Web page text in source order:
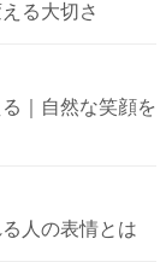
る大切さ
｜自然な笑顔を
人の表情とは